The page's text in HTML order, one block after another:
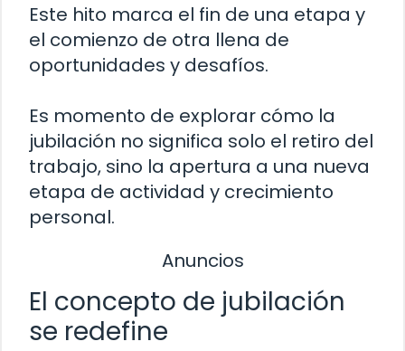
Este hito marca el fin de una etapa y
el comienzo de otra llena de
oportunidades y desafíos.
Es momento de explorar cómo la
jubilación no significa solo el retiro del
trabajo, sino la apertura a una nueva
etapa de actividad y crecimiento
personal.
Anuncios
El concepto de jubilación
se redefine